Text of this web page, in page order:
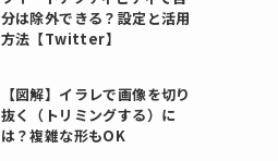
分は除外できる？設定と活用
方法【Twitter】
【図解】イラレで画像を切り
抜く（トリミングする）に
は？複雑な形もOK